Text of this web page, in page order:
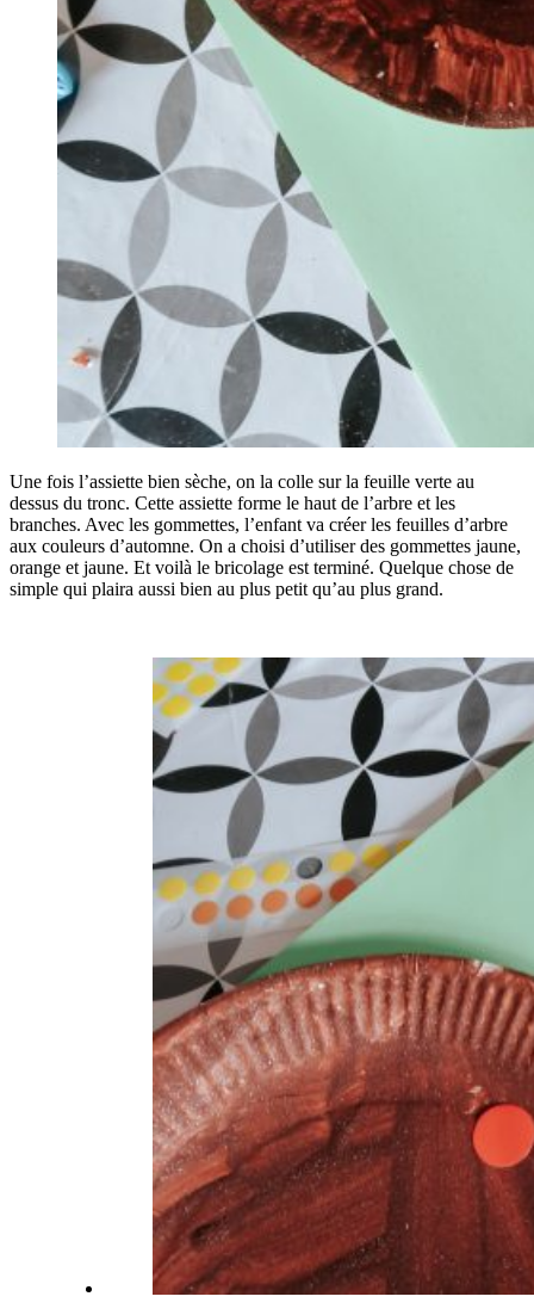
Une fois l’assiette bien sèche, on la colle sur la feuille verte au
dessus du tronc. Cette assiette forme le haut de l’arbre et les
branches. Avec les gommettes, l’enfant va créer les feuilles d’arbre
aux couleurs d’automne. On a choisi d’utiliser des gommettes jaune,
orange et jaune. Et voilà le bricolage est terminé. Quelque chose de
simple qui plaira aussi bien au plus petit qu’au plus grand.